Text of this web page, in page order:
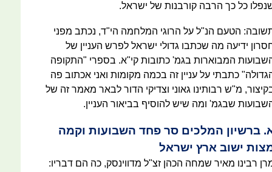
כל כך הרבה קורבנות של ישראל.
הטעם הנ"ל על הרוגי המלחמה הי"ד, נכתב מפני
ידיעה מה שכתבו גדולי ישראל לפרש העניין של
המבוארות בגמ' כתובות קי"א. בספרי "התקופה
כתבתי על עניין זה בכמה מקומות ואני אכתוב פה
מ"ש רבותינו גאוני וצדיקי הדור לבאר מאמר זה של
שבגמ' ומה שיש להוסיף בביאור העניין.
ברשיון המלכים סר פחד השבועות וקמה
ישוב ארץ ישראל
רבינו מאיר שמחה הכהן זצ"ל מדווינסק, כה הם דבריו: